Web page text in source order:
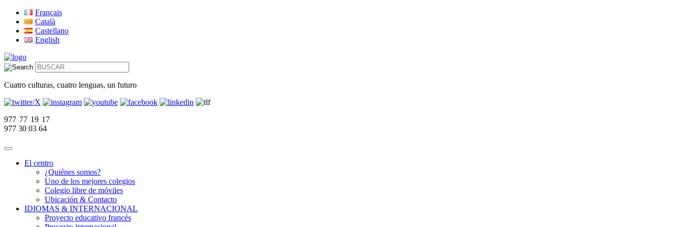
Français
Català
Castellano
English
Cuatro culturas, cuatro lenguas, un futuro
977 77 19 17
977 30 03 64
El centro
¿Quiénes somos?
Uno de los mejores colegios
Colegio libre de móviles
Ubicación & Contacto
IDIOMAS & INTERNACIONAL
Proyecto educativo francés